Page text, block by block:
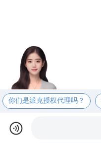
你们是派克授权代理吗？